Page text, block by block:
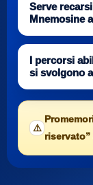
Serve
Mnemosine
I percorsi
si svolgono
⚠️
riservato”